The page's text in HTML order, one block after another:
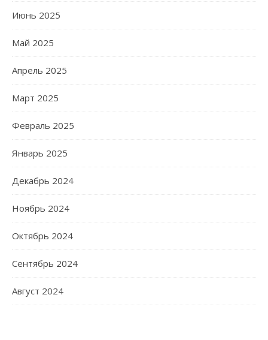
Июнь 2025
Май 2025
Апрель 2025
Март 2025
Февраль 2025
Январь 2025
Декабрь 2024
Ноябрь 2024
Октябрь 2024
Сентябрь 2024
Август 2024